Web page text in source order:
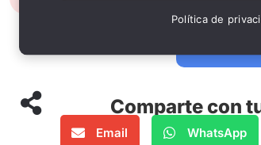
Comparte con
Email WhatsApp
Política de